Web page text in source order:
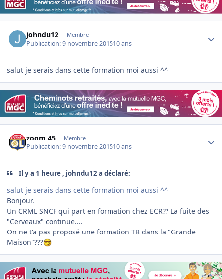
johndu12 Membre
Publication:9 novembre 201510 ans
salut je serais dans cette formation moi aussi ^^
zoom 45 Membre
Publication:9 novembre 201510 ans
Il y a 1 heure , johndu12 a déclaré:
salut je serais dans cette formation moi aussi ^^
Bonjour.
Un CRML SNCF qui part en formation chez ECR?? La fuite des
"Cerveaux" continue....
On ne t'a pas proposé une formation TB dans la "Grande
Maison"???